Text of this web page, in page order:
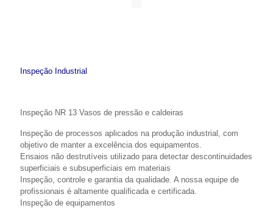
Inspeção Industrial
Inspeção NR 13 Vasos de pressão e caldeiras
Inspeção de processos aplicados na produção industrial, com
objetivo de man­ter a excelência dos equipamentos.
Ensaios não destrutíveis utilizado para detectar descontinuidades
superficiais e subsuperficiais em materiais
Inspeção, controle e garantia da qualidade. A nossa equipe de
profissionais é altamente qualificada e certificada.
Inspeção de equipamentos